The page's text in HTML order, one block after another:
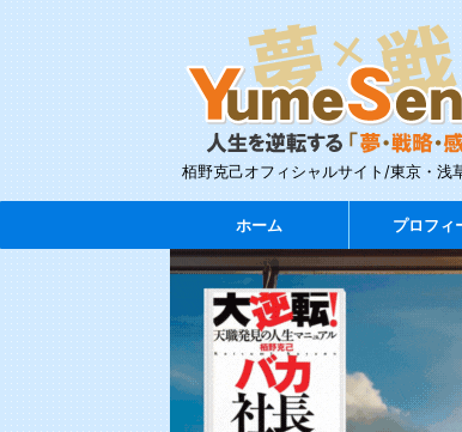
栢野克己オフィシャルサイト/東京・浅
ホーム プロフィ